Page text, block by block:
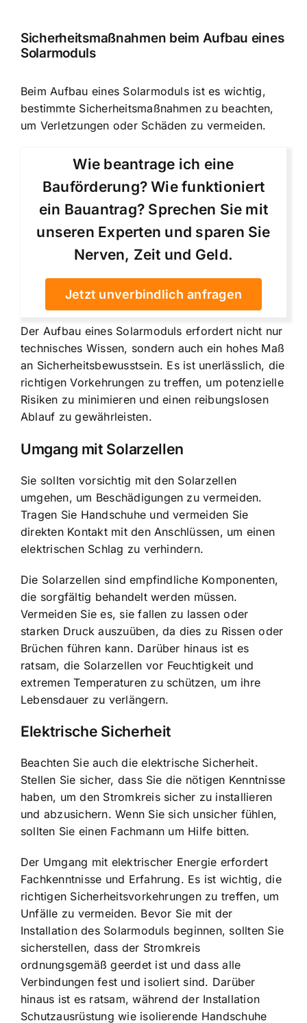
Sicherheitsmaßnahmen beim Aufbau eines
Solarmoduls
Beim Aufbau eines Solarmoduls ist es wichtig,
bestimmte Sicherheitsmaßnahmen zu beachten,
um Verletzungen oder Schäden zu vermeiden.
Wie beantrage ich eine
Bauförderung? Wie funktioniert
ein Bauantrag? Sprechen Sie mit
unseren Experten und sparen Sie
Nerven, Zeit und Geld.
Jetzt unverbindlich anfragen
Der Aufbau eines Solarmoduls erfordert nicht nur
technisches Wissen, sondern auch ein hohes Maß
an Sicherheitsbewusstsein. Es ist unerlässlich, die
richtigen Vorkehrungen zu treffen, um potenzielle
Risiken zu minimieren und einen reibungslosen
Ablauf zu gewährleisten.
Umgang mit Solarzellen
Sie sollten vorsichtig mit den Solarzellen
umgehen, um Beschädigungen zu vermeiden.
Tragen Sie Handschuhe und vermeiden Sie
direkten Kontakt mit den Anschlüssen, um einen
elektrischen Schlag zu verhindern.
Die Solarzellen sind empfindliche Komponenten,
die sorgfältig behandelt werden müssen.
Vermeiden Sie es, sie fallen zu lassen oder
starken Druck auszuüben, da dies zu Rissen oder
Brüchen führen kann. Darüber hinaus ist es
ratsam, die Solarzellen vor Feuchtigkeit und
extremen Temperaturen zu schützen, um ihre
Lebensdauer zu verlängern.
Elektrische Sicherheit
Beachten Sie auch die elektrische Sicherheit.
Stellen Sie sicher, dass Sie die nötigen Kenntnisse
haben, um den Stromkreis sicher zu installieren
und abzusichern. Wenn Sie sich unsicher fühlen,
sollten Sie einen Fachmann um Hilfe bitten.
Der Umgang mit elektrischer Energie erfordert
Fachkenntnisse und Erfahrung. Es ist wichtig, die
richtigen Sicherheitsvorkehrungen zu treffen, um
Unfälle zu vermeiden. Bevor Sie mit der
Installation des Solarmoduls beginnen, sollten Sie
sicherstellen, dass der Stromkreis
ordnungsgemäß geerdet ist und dass alle
Verbindungen fest und isoliert sind. Darüber
hinaus ist es ratsam, während der Installation
Schutzausrüstung wie isolierende Handschuhe